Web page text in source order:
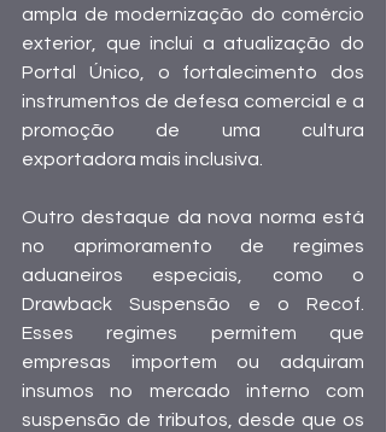
ampla de modernização do comércio
exterior, que inclui a atualização do
Portal Único, o fortalecimento dos
instrumentos de defesa comercial e a
promoção de uma cultura
exportadora mais inclusiva.
Outro destaque da nova norma está
no aprimoramento de regimes
aduaneiros especiais, como o
Drawback Suspensão e o Recof.
Esses regimes permitem que
empresas importem ou adquiram
insumos no mercado interno com
suspensão de tributos, desde que os